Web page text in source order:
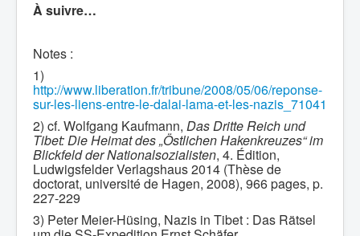
À suivre…
Notes :
1)
http://www.liberation.fr/tribune/2008/05/06/reponse-
sur-les-liens-entre-le-dalai-lama-et-les-nazis_71041
2) cf. Wolfgang Kaufmann, Das Dritte Reich und
Tibet: Die Heimat des „Östlichen Hakenkreuzes“ im
Blickfeld der Nationalsozialisten, 4. Édition,
Ludwigsfelder Verlagshaus 2014 (Thèse de
doctorat, université de Hagen, 2008), 966 pages, p.
227-229
3) Peter Meier-Hüsing, Nazis in Tibet : Das Rätsel